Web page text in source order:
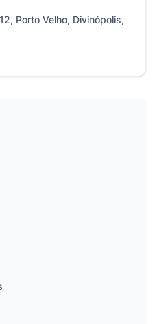
Porto Velho, Divinópolis,